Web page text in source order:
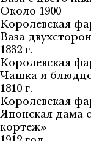
Около 1900
Королевская
Ваза
1832 г.
Королевская
Чашка и
1810 г.
Королевская
Японская дама
кортеж»